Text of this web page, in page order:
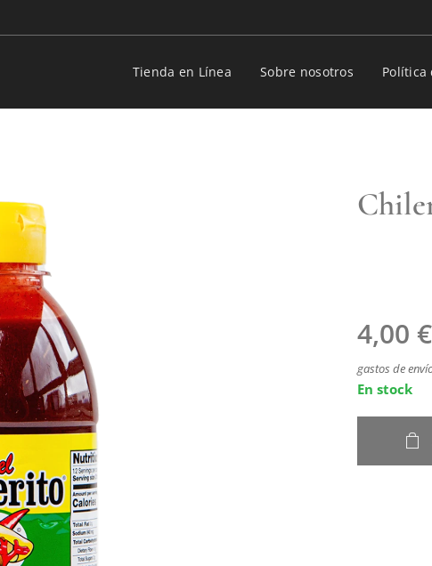
Tienda en Línea Sobre nosotros Política
4,00 €
gastos de
En stock